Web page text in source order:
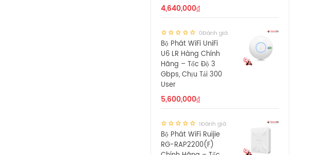
4,640,000₫
0Đánh giá
Bộ Phát WiFi UniFi
U6 LR Hàng Chính
Hãng – Tốc Độ 3
Gbps, Chịu Tải 300
User
5,600,000₫
1Đánh giá
Bộ Phát WiFi Ruijie
RG-RAP2200(F)